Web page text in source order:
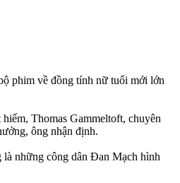
phim về đồng tính nữ tuổi mới lớn
Thomas Gammeltoft, chuyên
ông nhận định.
những công dân Đan Mạch hình